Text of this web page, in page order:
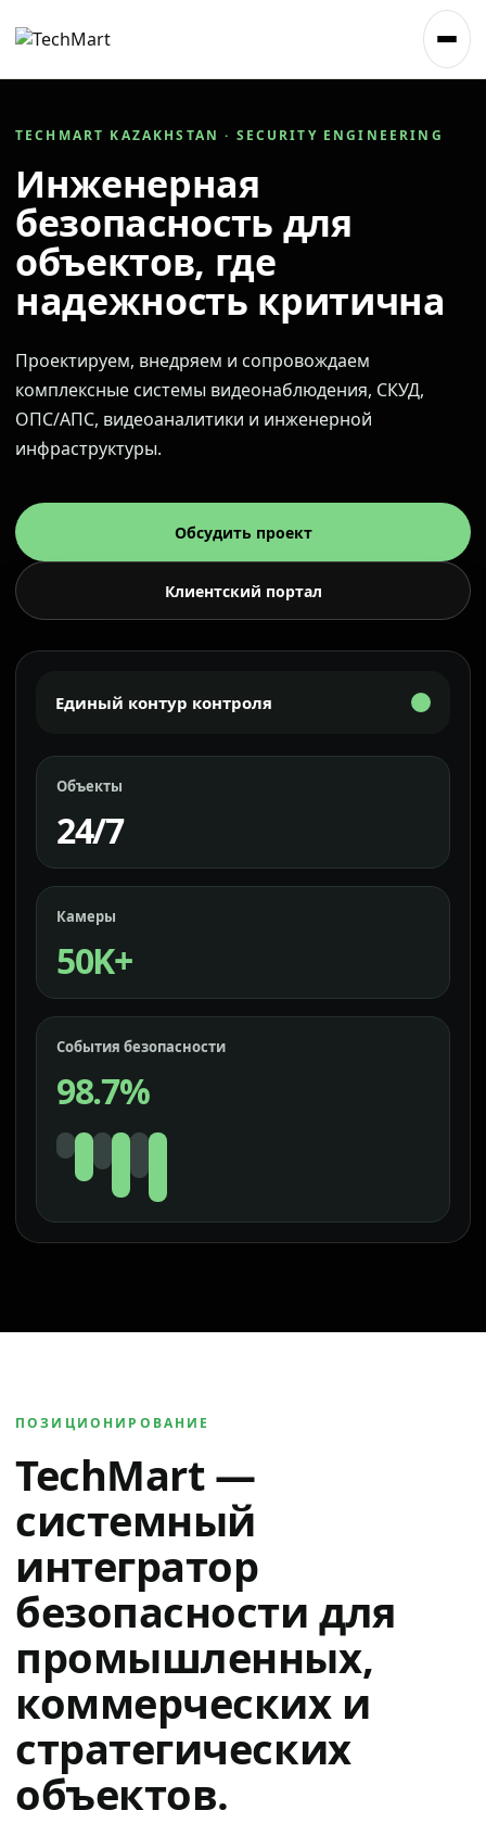
TECHMART KAZAKHSTAN · SECURITY ENGINEERING
Инженерная
безопасность для
объектов, где
надежность критична
Проектируем, внедряем и сопровождаем
комплексные системы видеонаблюдения, СКУД,
ОПС/АПС, видеоаналитики и инженерной
инфраструктуры.
Обсудить проект
Клиентский портал
Единый контур контроля
Объекты
24/7
Камеры
50K+
События безопасности
98.7%
ПОЗИЦИОНИРОВАНИЕ
TechMart —
системный
интегратор
безопасности для
промышленных,
коммерческих и
стратегических
объектов.